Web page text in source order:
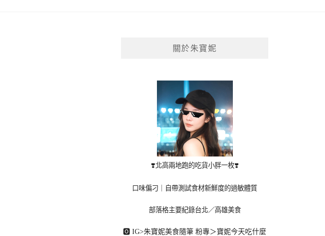
關於朱寶妮
❣️北高兩地跑的吃貨小胖一枚❣️
口味偏刁｜自帶測試食材新鮮度的過敏體質
部落格主要紀錄台北／高雄美食
🅾 IG>朱寶妮美食隨筆 粉專＞寶妮今天吃什麼